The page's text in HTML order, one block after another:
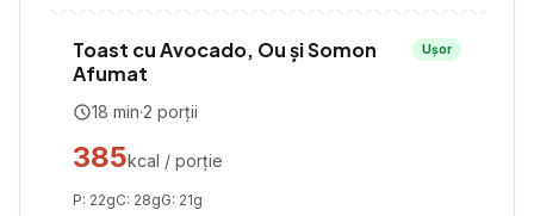
Toast cu Avocado, Ou și Somon
Afumat
Ușor
18 min·2 porții
385kcal / porție
P: 22gC: 28gG: 21g